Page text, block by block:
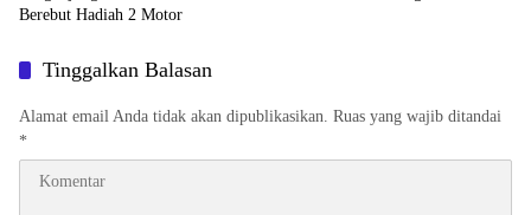
Berebut Hadiah 2 Motor
Tinggalkan Balasan
Alamat email Anda tidak akan dipublikasikan. Ruas yang wajib ditandai
*